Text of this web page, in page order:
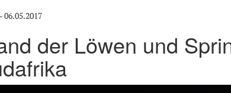
06.05.2017
der Löwen und